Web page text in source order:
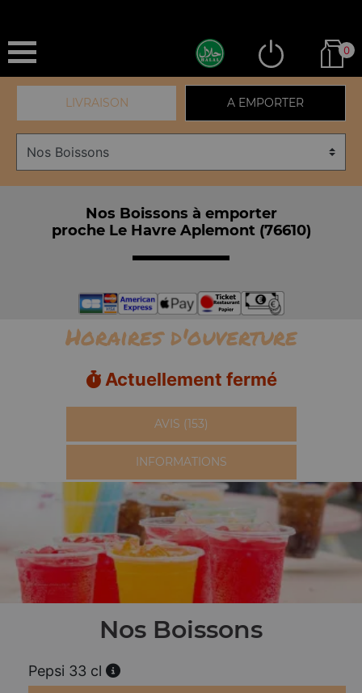
0
LIVRAISON A EMPORTER
Nos Boissons à emporter
proche Le Havre Aplemont (76610)
Horaires d'ouverture
Actuellement fermé
AVIS (153)
INFORMATIONS
Nos Boissons
Pepsi 33 cl